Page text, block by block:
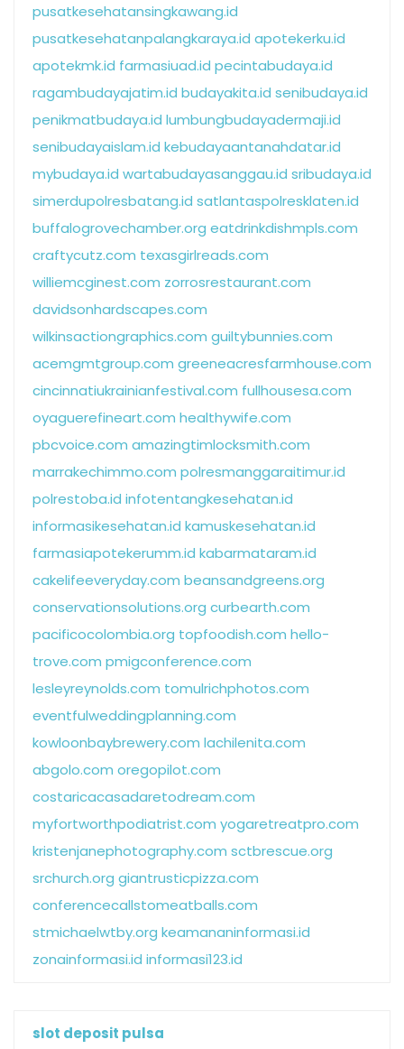
pusatkesehatansingkawang.id
pusatkesehatanpalangkaraya.id apotekerku.id
apotekmk.id farmasiuad.id pecintabudaya.id
ragambudayajatim.id budayakita.id senibudaya.id
penikmatbudaya.id lumbungbudayadermaji.id
senibudayaislam.id kebudayaantanahdatar.id
mybudaya.id wartabudayasanggau.id sribudaya.id
simerdupolresbatang.id satlantaspolresklaten.id
buffalogrovechamber.org eatdrinkdishmpls.com
craftycutz.com texasgirlreads.com
williemcginest.com zorrosrestaurant.com
davidsonhardscapes.com
wilkinsactiongraphics.com guiltybunnies.com
acemgmtgroup.com greeneacresfarmhouse.com
cincinnatiukrainianfestival.com fullhousesa.com
oyaguerefineart.com healthywife.com
pbcvoice.com amazingtimlocksmith.com
marrakechimmo.com polresmanggaraitimur.id
polrestoba.id infotentangkesehatan.id
informasikesehatan.id kamuskesehatan.id
farmasiapotekerumm.id kabarmataram.id
cakelifeeveryday.com beansandgreens.org
conservationsolutions.org curbearth.com
pacificocolombia.org topfoodish.com hello-
trove.com pmigconference.com
lesleyreynolds.com tomulrichphotos.com
eventfulweddingplanning.com
kowloonbaybrewery.com lachilenita.com
abgolo.com oregopilot.com
costaricacasadaretodream.com
myfortworthpodiatrist.com yogaretreatpro.com
kristenjanephotography.com sctbrescue.org
srchurch.org giantrusticpizza.com
conferencecallstomeatballs.com
stmichaelwtby.org keamananinformasi.id
zonainformasi.id informasi123.id
slot deposit pulsa